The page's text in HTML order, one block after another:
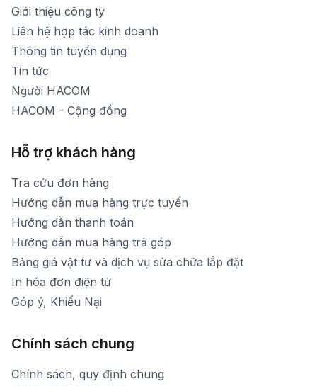
1900 1903 (máy lẻ 160)
[email protected]
Thời gian mở cửa: Từ 8h30-20h hàng ngày
Giới thiệu công ty
Liên hệ hợp tác kinh doanh
Thông tin tuyển dụng
Tin tức
Người HACOM
HACOM - Cộng đồng
Hỗ trợ khách hàng
Tra cứu đơn hàng
Hướng dẫn mua hàng trực tuyến
Hướng dẫn thanh toán
Hướng dẫn mua hàng trả góp
Bảng giá vật tư và dịch vụ sửa chữa lắp đặt
In hóa đơn điện tử
Góp ý, Khiếu Nại
Chính sách chung
Chính sách, quy định chung